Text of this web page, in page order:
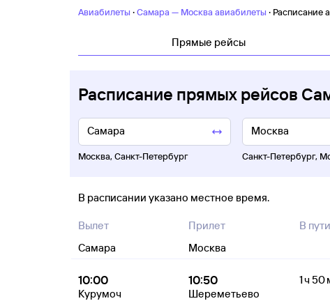
Авиабилеты ·Самара — Москва авиабилеты · Расписание
Прямые рейсы
Расписание прямых рейсов
Москва, Санкт-Петербург Санкт-Петербург,
В расписании указано местное время.
Вылет
Самара
Прилет
Москва
В пути
10:00
Курумоч
10:50
Шереметьево
1 ч 50